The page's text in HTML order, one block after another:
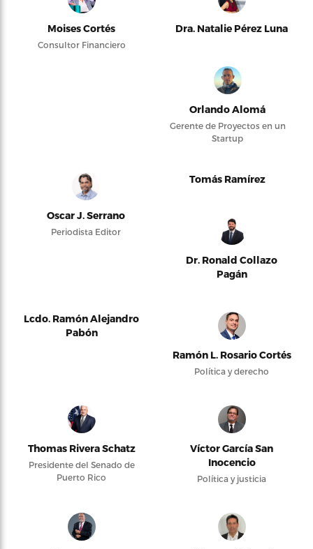
Moises Cortés
Consultor Financiero
Dra. Natalie Pérez Luna
Orlando Alomá
Gerente de Proyectos en un
Startup
Oscar J. Serrano
Periodista Editor
Tomás Ramírez
Dr. Ronald Collazo
Pagán
Lcdo. Ramón Alejandro
Pabón
Ramón L. Rosario Cortés
Política y derecho
Thomas Rivera Schatz
Presidente del Senado de
Puerto Rico
Víctor García San
Inocencio
Política y justicia